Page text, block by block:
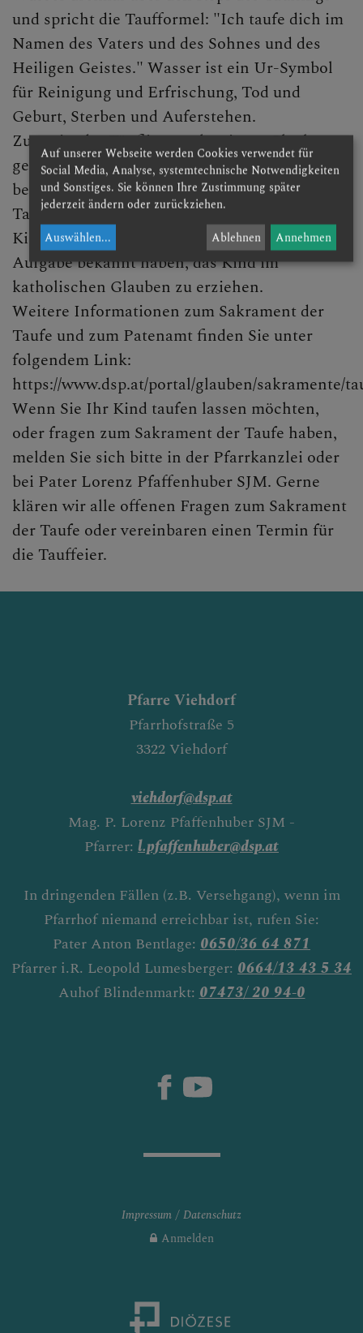
und spricht die Taufformel: "Ich taufe dich im
Namen des Vaters und des Sohnes und des
Heiligen Geistes." Wasser ist ein Ur-Symbol
für Reinigung und Erfrischung, Tod und
Geburt, Sterben und Auferstehen.
Zuvor ist der Täufling nach seinem Glauben
gefragt worden. Im Falle der Kindertaufe
bekennen für das Kind die Eltern und
Taufpaten ihren Glauben, nachdem sie für das
Kind die Taufe erbeten und sich zu ihrer
Aufgabe bekannt haben, das Kind im
katholischen Glauben zu erziehen.
Weitere Informationen zum Sakrament der
Taufe und zum Patenamt finden Sie unter
folgendem Link:
https://www.dsp.at/portal/glauben/sakramente/
Wenn Sie Ihr Kind taufen lassen möchten,
oder fragen zum Sakrament der Taufe haben,
melden Sie sich bitte in der Pfarrkanzlei oder
bei Pater Lorenz Pfaffenhuber SJM. Gerne
klären wir alle offenen Fragen zum Sakrament
der Taufe oder vereinbaren einen Termin für
die Tauffeier.
Pfarre Viehdorf
Pfarrhofstraße 5
3322 Viehdorf
viehdorf@dsp.at
Mag. P. Lorenz Pfaffenhuber SJM -
Pfarrer: l.pfaffenhuber@dsp.at
In dringenden Fällen (z.B. Versehgang), wenn im
Pfarrhof niemand erreichbar ist, rufen Sie:
Pater Anton Bentlage: 0650/36 64 871
Pfarrer i.R. Leopold Lumesberger: 0664/13 43 5 34
Auhof Blindenmarkt:07473/ 20 94-0
Impressum
Datenschutz
Anmelden
Auf unserer Webseite werden Cookies verwendet für
Social Media, Analyse, systemtechnische Notwendigkeiten
und Sonstiges. Sie können Ihre Zustimmung später
jederzeit ändern oder zurückziehen.
Auswählen... Ablehnen Annehmen